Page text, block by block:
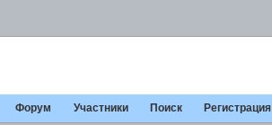
Форум Участники Поиск Регистрация